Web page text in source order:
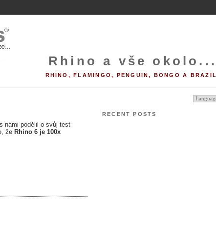
Rhino a vše okolo...
RHINO, FLAMINGO, PENGUIN, BONGO A BRAZIL
námi podělil o svůj test
že Rhino 6 je 100x
RECENT POSTS